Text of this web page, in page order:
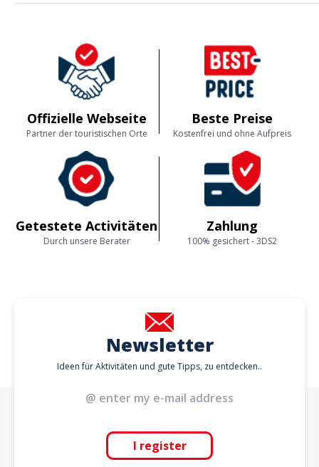
Offizielle Webseite
Partner der touristischen Orte
Beste Preise
Kostenfrei und ohne Aufpreis
Getestete Activitäten
Durch unsere Berater
Zahlung
100% gesichert - 3DS2
Newsletter
Ideen für Aktivitäten und gute Tipps, zu entdecken..
I register